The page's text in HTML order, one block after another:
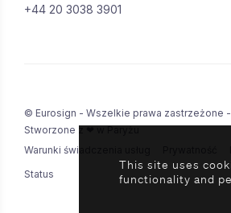
+44 20 3038 3901
© Eurosign - Wszelkie prawa zastrzeżone -
Stworzone z ❤ w Paryżu
Warunki świadczenia usług
Status
This site uses
functionality and